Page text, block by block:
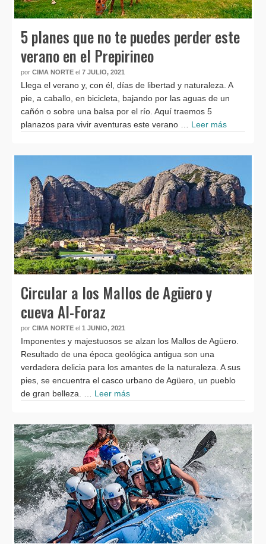
5 planes que no te puedes perder este
verano en el Prepirineo
por CIMA NORTE el 7 JULIO, 2021
Llega el verano y, con él, días de libertad y naturaleza. A
pie, a caballo, en bicicleta, bajando por las aguas de un
cañón o sobre una balsa por el río. Aquí traemos 5
planazos para vivir aventuras este verano … Leer más
Circular a los Mallos de Agüero y
cueva Al-Foraz
por CIMA NORTE el 1 JUNIO, 2021
Imponentes y majestuosos se alzan los Mallos de Agüero.
Resultado de una época geológica antigua son una
verdadera delicia para los amantes de la naturaleza. A sus
pies, se encuentra el casco urbano de Agüero, un pueblo
de gran belleza. … Leer más